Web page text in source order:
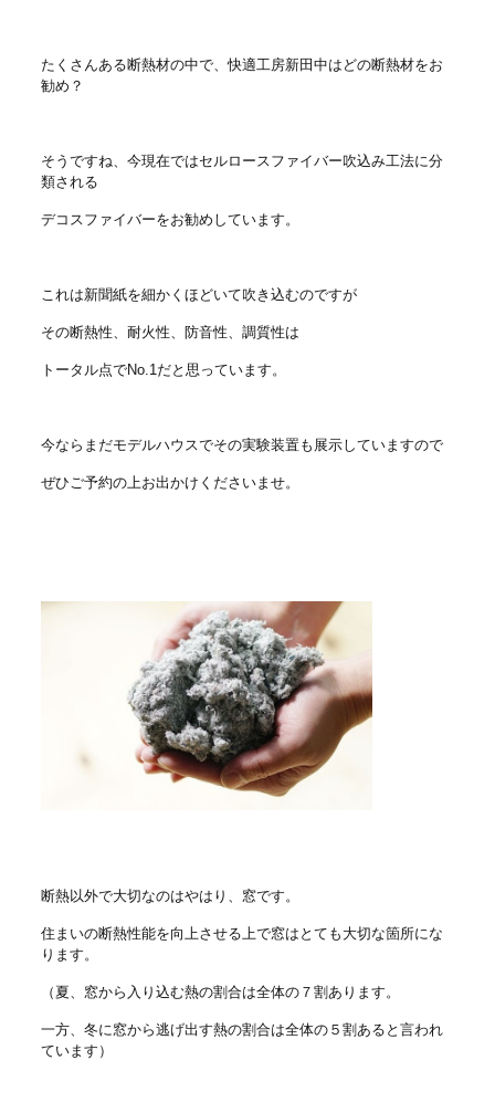
たくさんある断熱材の中で、快適工房新田中はどの断熱材をお
勧め？
そうですね、今現在ではセルロースファイバー吹込み工法に分
類される
デコスファイバーをお勧めしています。
これは新聞紙を細かくほどいて吹き込むのですが
その断熱性、耐火性、防音性、調質性は
トータル点でNo.1だと思っています。
今ならまだモデルハウスでその実験装置も展示していますので
ぜひご予約の上お出かけくださいませ。
断熱以外で大切なのはやはり、窓です。
住まいの断熱性能を向上させる上で窓はとても大切な箇所にな
ります。
（夏、窓から入り込む熱の割合は全体の７割あります。
一方、冬に窓から逃げ出す熱の割合は全体の５割あると言われ
ています）